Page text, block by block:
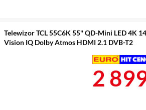
Telewizor TCL 55C6K 55" QD-Mini LED 4K
Vision IQ Dolby Atmos HDMI 2.1 DVB-T2
2